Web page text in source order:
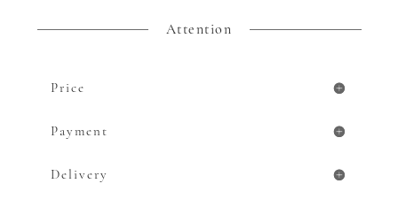
Attention
Price
Payment
Delivery